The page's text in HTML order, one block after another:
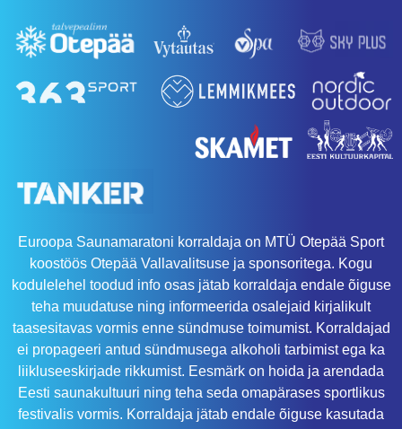
Euroopa Saunamaratoni korraldaja on MTÜ Otepää Sport
koostöös Otepää Vallavalitsuse ja sponsoritega. Kogu
kodulelehel toodud info osas jätab korraldaja endale õiguse
teha muudatuse ning informeerida osalejaid kirjalikult
taasesitavas vormis enne sündmuse toimumist. Korraldajad
ei propageeri antud sündmusega alkoholi tarbimist ega ka
liikluseeskirjade rikkumist. Eesmärk on hoida ja arendada
Eesti saunakultuuri ning teha seda omapärases sportlikus
festivalis vormis. Korraldaja jätab endale õiguse kasutada